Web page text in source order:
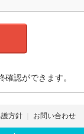
認ができます。
方針 お問い合わせ